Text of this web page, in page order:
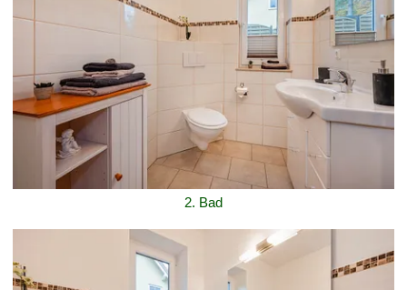
2. Bad